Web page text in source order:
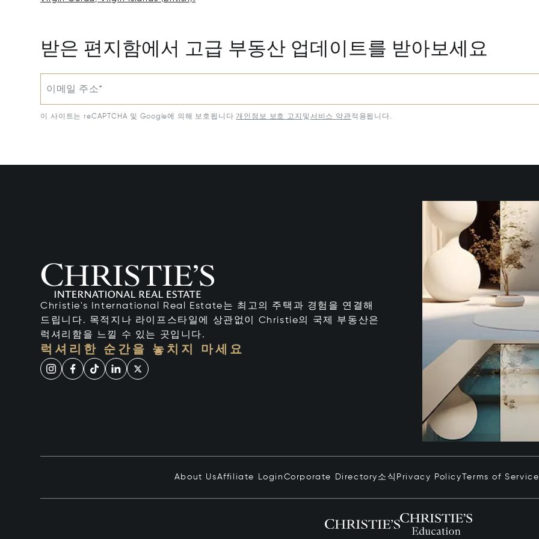
받은 편지함에서 고급 부동산 업데이트를 받아보세요
이메일 주소*
이 사이트는 reCAPTCHA 및 Google에 의해 보호됩니다 개인정보 보호 고지 및 서비스 약관적용됩니다.
Christie's International Real Estate는 최고의 주택과 경험을 연결해
드립니다. 목적지나 라이프스타일에 상관없이 Christie의 국제 부동산은
럭셔리함을 느낄 수 있는 곳입니다.
럭셔리한 순간을 놓치지 마세요
About UsAffiliate Login Corporate Directory 소식 Privacy Policy Terms of Service